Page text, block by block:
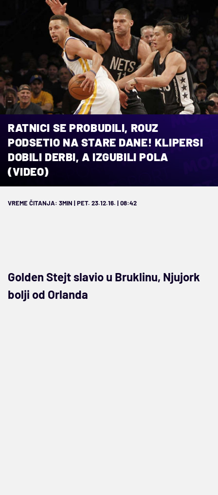
""
RATNICI SE PROBUDILI, ROUZ
PODSETIO NA STARE DANE! KLIPERSI
DOBILI DERBI, A IZGUBILI POLA
(VIDEO)
VREME ČITANJA: 3MIN | PET. 23.12.16. | 08:42
Golden Stejt slavio u Bruklinu, Njujork
bolji od Orlanda